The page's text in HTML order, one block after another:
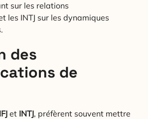
sur les relations
les INTJ sur les dynamiques
des
de
et INTJ, préfèrent souvent mettre